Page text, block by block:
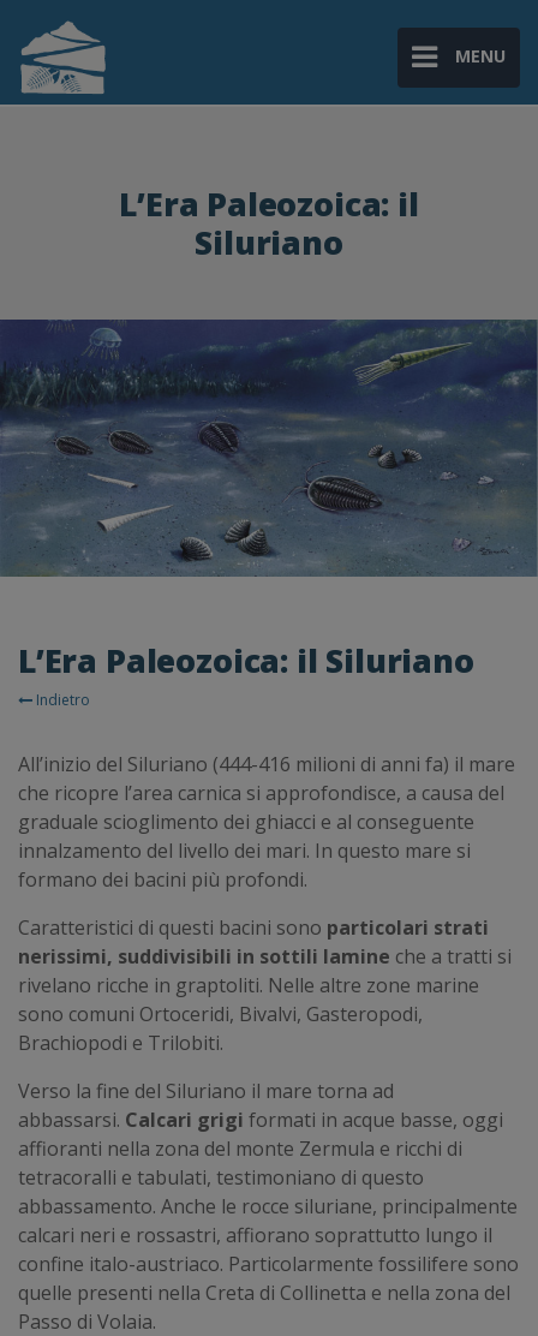
MENU
L’Era Paleozoica: il
Siluriano
L’Era Paleozoica: il Siluriano
Indietro
All’inizio del Siluriano (444-416 milioni di anni fa) il mare
che ricopre l’area carnica si approfondisce, a causa del
graduale scioglimento dei ghiacci e al conseguente
innalzamento del livello dei mari. In questo mare si
formano dei bacini più profondi.
Caratteristici di questi bacini sono particolari strati
nerissimi, suddivisibili in sottili lamine che a tratti si
rivelano ricche in graptoliti. Nelle altre zone marine
sono comuni Ortoceridi, Bivalvi, Gasteropodi,
Brachiopodi e Trilobiti.
Verso la fine del Siluriano il mare torna ad
abbassarsi. Calcari grigi formati in acque basse, oggi
affioranti nella zona del monte Zermula e ricchi di
tetracoralli e tabulati, testimoniano di questo
abbassamento. Anche le rocce siluriane, principalmente
calcari neri e rossastri, affiorano soprattutto lungo il
confine italo-austriaco. Particolarmente fossilifere sono
quelle presenti nella Creta di Collinetta e nella zona del
Passo di Volaia.